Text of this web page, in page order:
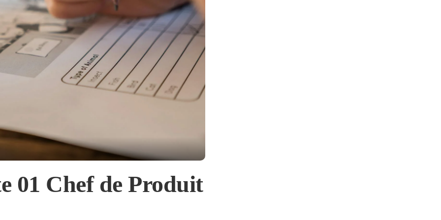
01 Chef de Produit